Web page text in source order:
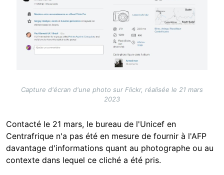
Capture d'écran d'une photo sur Flickr, réalisée le 21 mars
2023
Contacté le 21 mars, le bureau de l'Unicef en
Centrafrique n'a pas été en mesure de fournir à l'AFP
davantage d'informations quant au photographe ou au
contexte dans lequel ce cliché a été pris.